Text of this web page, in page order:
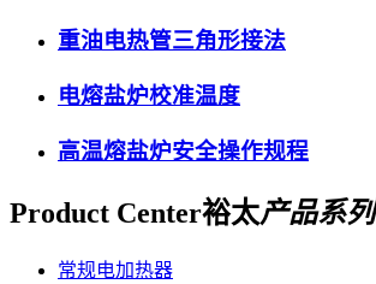
重油电热管三角形接法
电熔盐炉校准温度
高温熔盐炉安全操作规程
Product Center裕太产品系列
常规电加热器